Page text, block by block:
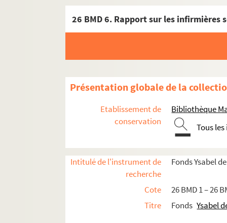
26 BMD 6. Rapport sur les infirmières
Présentation globale de la
Etablissement de
conservation
Bibliothèque
Tous
Intitulé de l'instrument de
recherche
Fonds Ysabel
Cote
26 BMD 1 – 26
Titre
Fonds Ysabel